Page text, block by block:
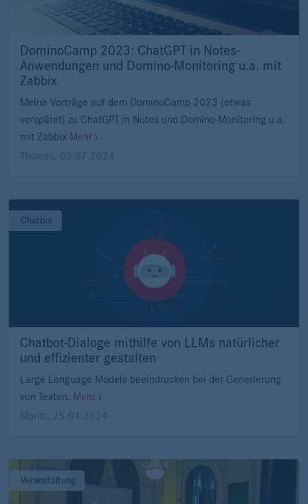
DominoCamp 2023: ChatGPT in Notes-
Anwendungen und Domino-Monitoring u.a. mit
Zabbix
Meine Vorträge auf dem DominoCamp 2023 (etwas
verspätet) zu ChatGPT in Notes und Domino-Monitoring u.a.
mit Zabbix Mehr
Thomas
03.07.2024
Chatbot
Chatbot-Dialoge mithilfe von LLMs natürlicher
und effizienter gestalten
Large Language Models beeindrucken bei der Generierung
von Texten. Mehr
Moritz
25.04.2024
Veranstaltung